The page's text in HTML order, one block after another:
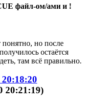
файл-ом/ами и !
понятно, но после
остаётся
там всё правильно.
20:21:19)